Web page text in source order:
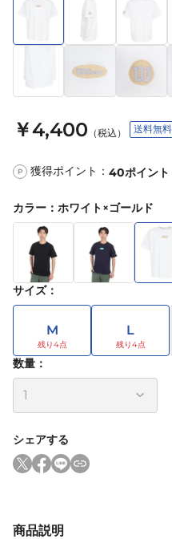
￥4,400 （税込） 送料無料
P 獲得ポイント： 40ポイント
カラー ： ホワイト×ゴールド
サイズ：
M L
数量：
シェアする
商品説明